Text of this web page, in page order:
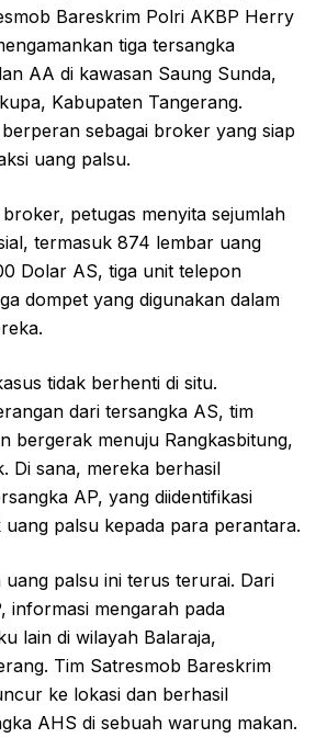
Bareskrim Polri AKBP Herry
tiga tersangka
AA di kawasan Saung Sunda,
Kabupaten Tangerang.
berperan sebagai broker yang siap
uang palsu.
petugas menyita sejumlah
termasuk 874 lembar uang
Dolar AS, tiga unit telepon
dompet yang digunakan dalam
tidak berhenti di situ.
dari tersangka AS, tim
bergerak menuju Rangkasbitung,
Di sana, mereka berhasil
AP, yang diidentifikasi
uang palsu kepada para perantara.
uang palsu ini terus terurai. Dari
informasi mengarah pada
lain di wilayah Balaraja,
Tim Satresmob Bareskrim
ke lokasi dan berhasil
AHS di sebuah warung makan.